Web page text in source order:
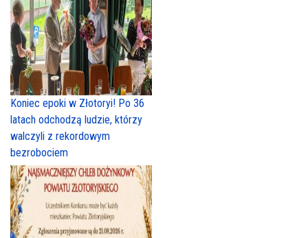
Koniec epoki w Złotoryi! Po 36
latach odchodzą ludzie, którzy
walczyli z rekordowym
bezrobociem